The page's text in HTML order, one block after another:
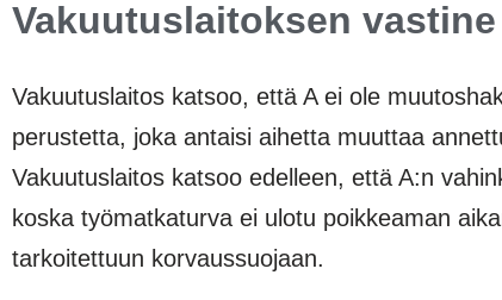
Vakuutuslaitoksen vastine
Vakuutuslaitos katsoo, että A ei ole
perustetta, joka antaisi aihetta muuttaa
Vakuutuslaitos katsoo edelleen, että A:n
koska työmatkaturva ei ulotu poikkeaman
tarkoitettuun korvaussuojaan.